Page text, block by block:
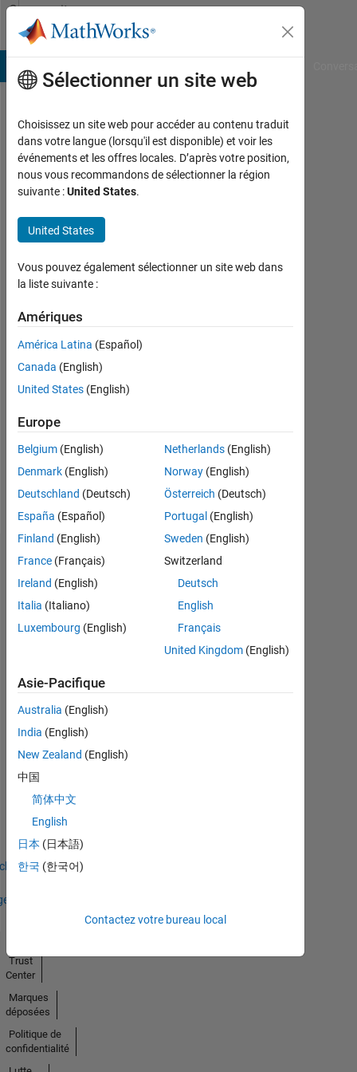
Passer au contenu
Community
Profile
Iain
Hunter
Last
plus
de 3
y a
Actif
depuis
2019
0
Following:
0
Follow
Badges
No
Badges
Earned
Sélectionner un site web
Choisissez un site web pour accéder au contenu traduit
dans votre langue (lorsqu'il est disponible) et voir les
événements et les offres locales. D’après votre position,
nous vous recommandons de sélectionner la région
suivante :United States.
United States
Vous pouvez également sélectionner un site web dans
la liste suivante :
Amériques
América Latina (Español)
Canada (English)
United States (English)
Europe
Belgium (English)
Denmark (English)
Deutschland (Deutsch)
España (Español)
Finland (English)
France (Français)
Ireland (English)
Italia (Italiano)
Luxembourg (English)
Netherlands(English)
Norway(English)
Österreich (Deutsch)
Portugal (English)
Sweden (English)
Switzerland
Deutsch
English
Français
United Kingdom(English)
Asie-Pacifique
Australia (English)
India (English)
New Zealand (English)
中国
简体中文
English
日本 (日本語)
한국 (한국어)
Contactez votre bureau local
Trust
Center
Marques
déposées
Politique de
confidentialité